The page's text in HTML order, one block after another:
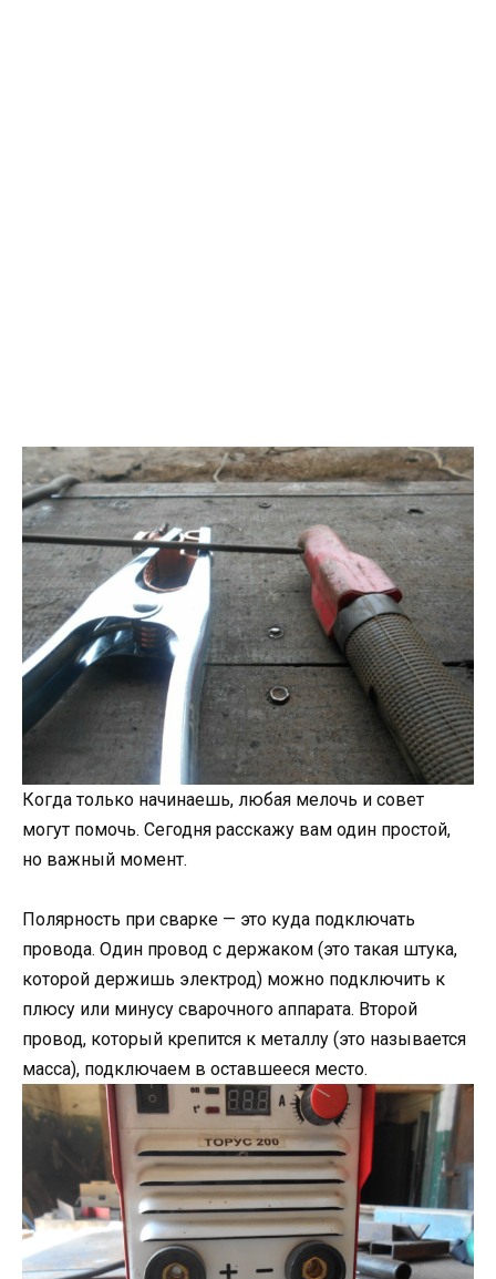
Когда только начинаешь, любая мелочь и совет
могут помочь. Сегодня расскажу вам один простой,
но важный момент.
Полярность при сварке — это куда подключать
провода. Один провод с держаком (это такая штука,
которой держишь электрод) можно подключить к
плюсу или минусу сварочного аппарата. Второй
провод, который крепится к металлу (это называется
масса), подключаем в оставшееся место.